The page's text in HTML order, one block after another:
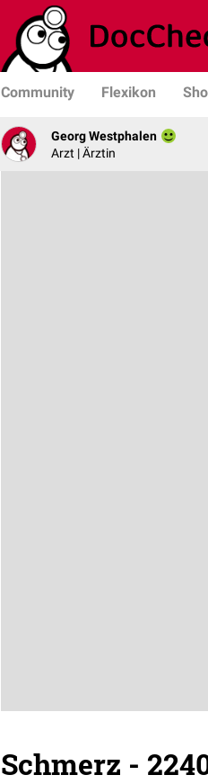
Community Flexikon
Georg Westphalen
Arzt | Ärztin
Schmerz -